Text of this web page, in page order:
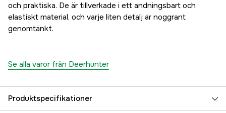
och praktiska. De är tillverkade i ett andningsbart och
elastiskt material, och varje liten detalj är noggrant
genomtänkt.
Se alla varor från Deerhunter
Produktspecifikationer